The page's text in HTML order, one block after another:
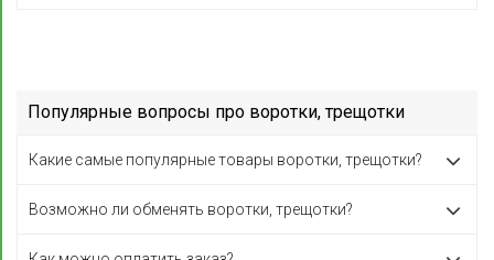
Популярные вопросы про воротки, трещотки
Какие самые популярные товары воротки, трещотки?
Возможно ли обменять воротки, трещотки?